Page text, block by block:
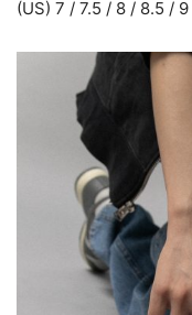
(US) 7 / 7.5 / 8 / 8.5 /